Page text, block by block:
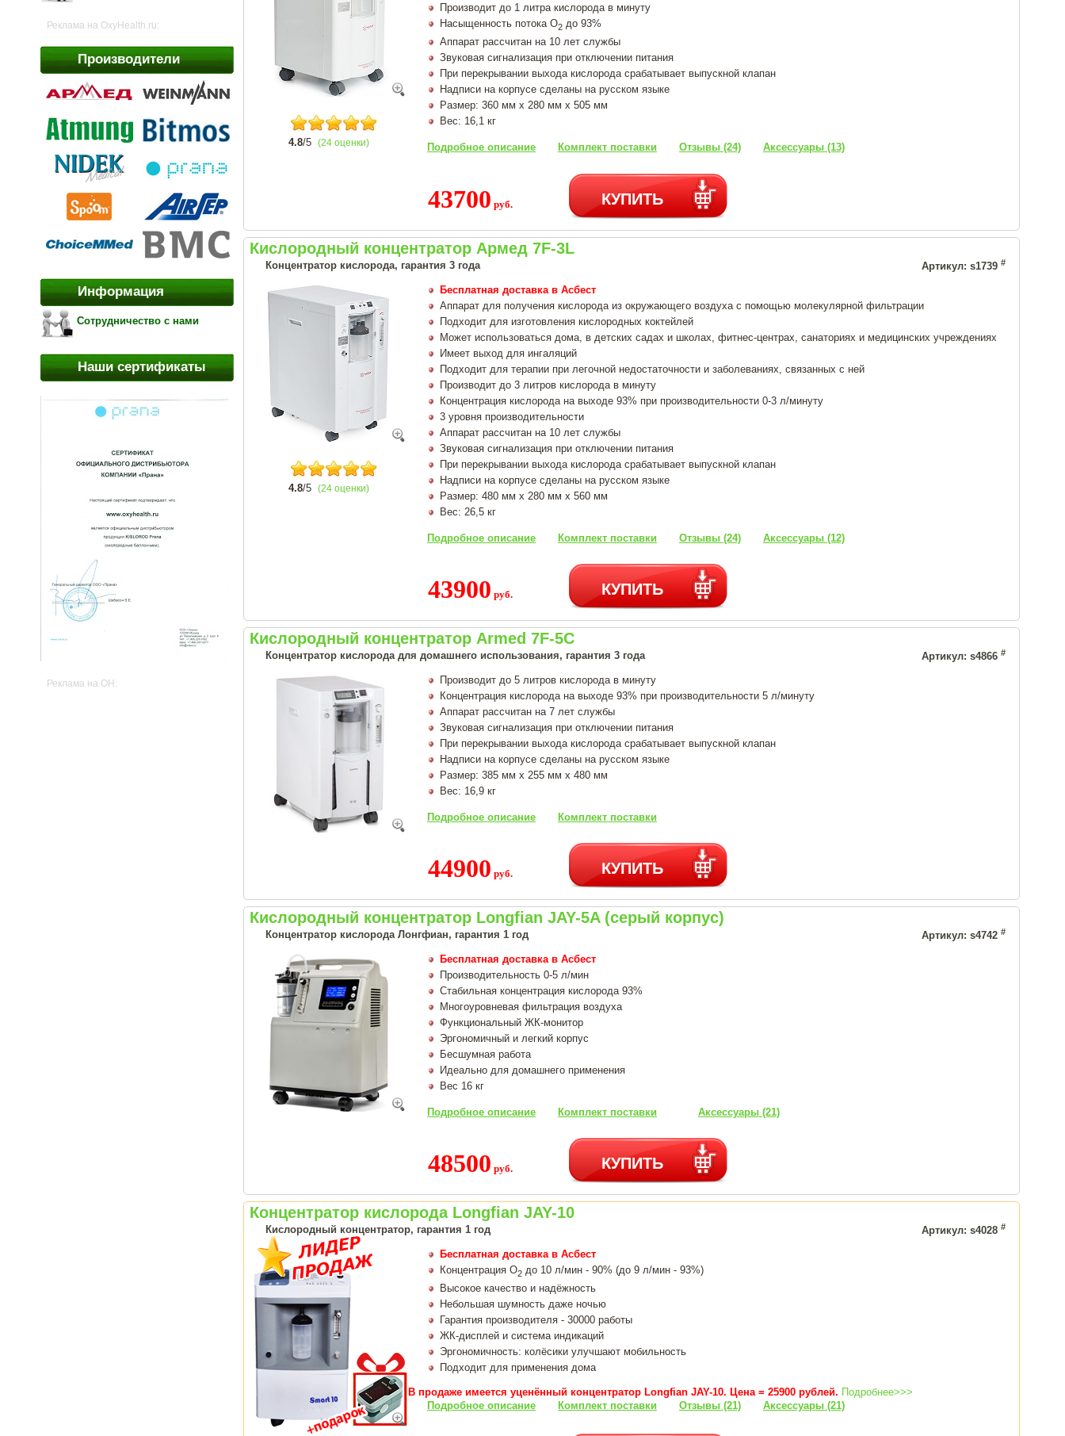
Реклама на OxyHealth.ru:
Производители
Информация
Сотрудничество с нами
Наши сертификаты
Реклама на OH:
4.8/5 (24 оценки)
Производит до 1 литра кислорода в минуту
Насыщенность потока О2 до 93%
Аппарат рассчитан на 10 лет службы
Звуковая сигнализация при отключении питания
При перекрывании выхода кислорода срабатывает выпускной клапан
Надписи на корпусе сделаны на русском языке
Размер: 360 мм х 280 мм х 505 мм
Вес: 16,1 кг
Подробное описание Комплект поставки Отзывы (24) Аксессуары (13)
43700 руб. КУПИТЬ
Кислородный концентратор Армед 7F-3L
Концентратор кислорода, гарантия 3 года Артикул: s1739 #
4.8/5 (24 оценки)
Бесплатная доставка в Асбест
Аппарат для получения кислорода из окружающего воздуха с помощью молекулярной фильтрации
Подходит для изготовления кислородных коктейлей
Может использоваться дома, в детских садах и школах, фитнес-центрах, санаториях и медицинских учреждениях
Имеет выход для ингаляций
Подходит для терапии при легочной недостаточности и заболеваниях, связанных с ней
Производит до 3 литров кислорода в минуту
Концентрация кислорода на выходе 93% при производительности 0-3 л/минуту
3 уровня производительности
Аппарат рассчитан на 10 лет службы
Звуковая сигнализация при отключении питания
При перекрывании выхода кислорода срабатывает выпускной клапан
Надписи на корпусе сделаны на русском языке
Размер: 480 мм х 280 мм х 560 мм
Вес: 26,5 кг
Подробное описание Комплект поставки Отзывы (24) Аксессуары (12)
43900 руб. КУПИТЬ
Кислородный концентратор Armed 7F-5C
Концентратор кислорода для домашнего использования, гарантия 3 года Артикул: s4866 #
Производит до 5 литров кислорода в минуту
Концентрация кислорода на выходе 93% при производительности 5 л/минуту
Аппарат рассчитан на 7 лет службы
Звуковая сигнализация при отключении питания
При перекрывании выхода кислорода срабатывает выпускной клапан
Надписи на корпусе сделаны на русском языке
Размер: 385 мм х 255 мм х 480 мм
Вес: 16,9 кг
Подробное описание Комплект поставки
44900 руб. КУПИТЬ
Кислородный концентратор Longfian JAY-5A (серый корпус)
Концентратор кислорода Лонгфиан, гарантия 1 год Артикул: s4742 #
Бесплатная доставка в Асбест
Производительность 0-5 л/мин
Стабильная концентрация кислорода 93%
Многоуровневая фильтрация воздуха
Функциональный ЖК-монитор
Эргономичный и легкий корпус
Бесшумная работа
Идеально для домашнего применения
Вес 16 кг
Подробное описание Комплект поставки Аксессуары (21)
48500 руб. КУПИТЬ
Концентратор кислорода Longfian JAY-10
Кислородный концентратор, гарантия 1 год Артикул: s4028 #
Бесплатная доставка в Асбест
Концентрация О2 до 10 л/мин - 90% (до 9 л/мин - 93%)
Высокое качество и надёжность
Небольшая шумность даже ночью
Гарантия производителя - 30000 работы
ЖК-дисплей и система индикаций
Эргономичность: колёсики улучшают мобильность
Подходит для применения дома
В продаже имеется уценённый концентратор Longfian JAY-10. Цена = 25900 рублей. Подробнее>>>
Подробное описание
Комплект поставки Отзывы (21) Аксессуары (21)